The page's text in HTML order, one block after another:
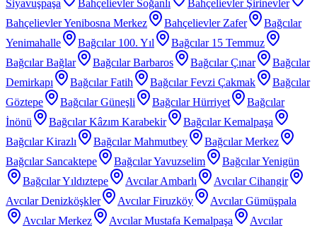
Siyavuşpaşa
Bahçelievler Soğanlı
Bahçelievler Şirinevler
Bahçelievler Yenibosna Merkez
Bahçelievler Zafer
Bağcılar
Yenimahalle
Bağcılar 100. Yıl
Bağcılar 15 Temmuz
Bağcılar Bağlar
Bağcılar Barbaros Bağcılar Çınar
Bağcılar
Demirkapı
Bağcılar Fatih Bağcılar Fevzi Çakmak
Bağcılar
Göztepe
Bağcılar Güneşli Bağcılar Hürriyet
Bağcılar
İnönü
Bağcılar Kâzım Karabekir
Bağcılar Kemalpaşa
Bağcılar Kirazlı
Bağcılar Mahmutbey
Bağcılar Merkez
Bağcılar Sancaktepe
Bağcılar Yavuzselim
Bağcılar Yenigün
Bağcılar Yıldıztepe
Avcılar Ambarlı
Avcılar Cihangir
Avcılar Denizköşkler
Avcılar Firuzköy
Avcılar Gümüşpala
Avcılar Merkez
Avcılar Mustafa Kemalpaşa Avcılar